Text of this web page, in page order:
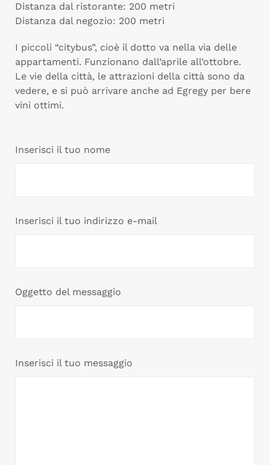
Distanza dal ristorante: 200 metri
Distanza dal negozio: 200 metri
I piccoli “citybus”, cioè il dotto va nella via delle
appartamenti. Funzionano dall’aprile all’ottobre.
Le vie della città, le attrazioni della città sono da
vedere, e si può arrivare anche ad Egregy per bere
vini ottimi.
Inserisci il tuo nome
Inserisci il tuo indirizzo e-mail
Oggetto del messaggio
Inserisci il tuo messaggio